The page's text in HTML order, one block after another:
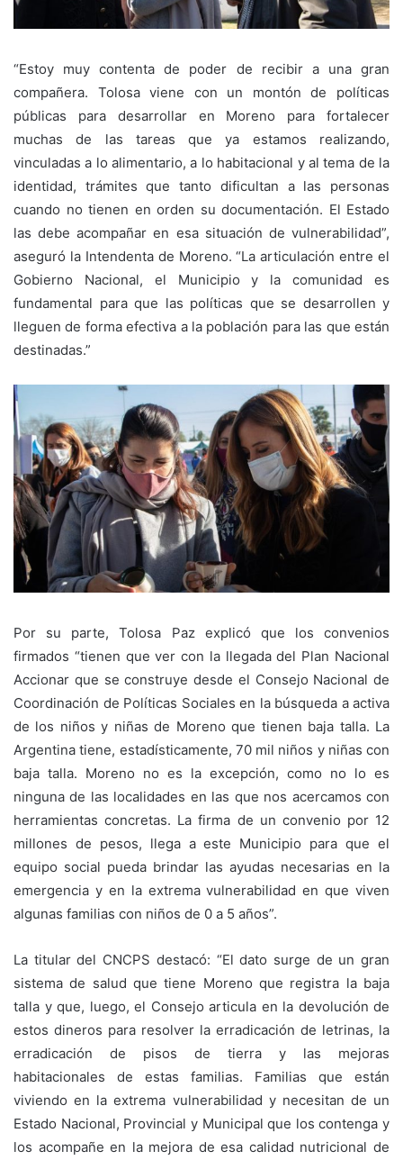
“Estoy muy contenta de poder de recibir a una gran
compañera. Tolosa viene con un montón de políticas
públicas para desarrollar en Moreno para fortalecer
muchas de las tareas que ya estamos realizando,
vinculadas a lo alimentario, a lo habitacional y al tema de la
identidad, trámites que tanto dificultan a las personas
cuando no tienen en orden su documentación. El Estado
las debe acompañar en esa situación de vulnerabilidad”,
aseguró la Intendenta de Moreno. “La articulación entre el
Gobierno Nacional, el Municipio y la comunidad es
fundamental para que las políticas que se desarrollen y
lleguen de forma efectiva a la población para las que están
destinadas.”
Por su parte, Tolosa Paz explicó que los convenios
firmados “tienen que ver con la llegada del Plan Nacional
Accionar que se construye desde el Consejo Nacional de
Coordinación de Políticas Sociales en la búsqueda a activa
de los niños y niñas de Moreno que tienen baja talla. La
Argentina tiene, estadísticamente, 70 mil niños y niñas con
baja talla. Moreno no es la excepción, como no lo es
ninguna de las localidades en las que nos acercamos con
herramientas concretas. La firma de un convenio por 12
millones de pesos, llega a este Municipio para que el
equipo social pueda brindar las ayudas necesarias en la
emergencia y en la extrema vulnerabilidad en que viven
algunas familias con niños de 0 a 5 años”.
La titular del CNCPS destacó: “El dato surge de un gran
sistema de salud que tiene Moreno que registra la baja
talla y que, luego, el Consejo articula en la devolución de
estos dineros para resolver la erradicación de letrinas, la
erradicación de pisos de tierra y las mejoras
habitacionales de estas familias. Familias que están
viviendo en la extrema vulnerabilidad y necesitan de un
Estado Nacional, Provincial y Municipal que los contenga y
los acompañe en la mejora de esa calidad nutricional de